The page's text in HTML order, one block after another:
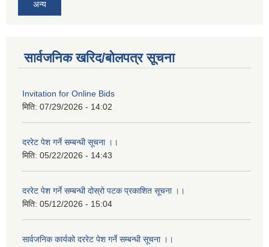
अन्य
सार्वजनिक खरिद/बोलपत्र सूचना
Invitation for Online Bids
मिति: 07/29/2026 - 14:02
दररेट पेश गर्ने सम्बन्धी सूचना ।।
मिति: 05/22/2026 - 14:43
दररेट पेश गर्ने सम्बन्धी दोस्रो पटक प्रकाशित सूचना ।।
मिति: 05/12/2026 - 15:04
सार्वजनिक कार्यको दररेट पेश गर्ने सम्बन्धी सूचना ।।